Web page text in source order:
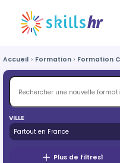
Accueil Formation Formation
VILLE
Plus de filtres1